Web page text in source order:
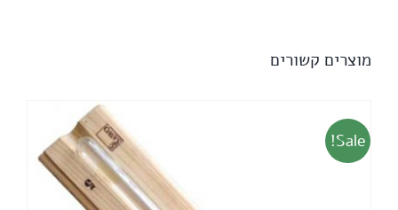
מוצרים קשורים
Sale!